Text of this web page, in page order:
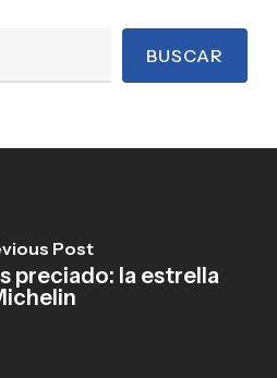
BUSCAR
Post
preciado: la estrella